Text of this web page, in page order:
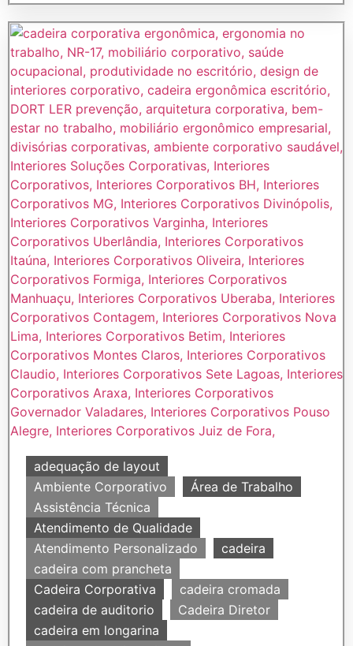
adequação de layout
Ambiente Corporativo
Área de Trabalho
Assistência Técnica
Atendimento de Qualidade
Atendimento Personalizado
cadeira
cadeira com prancheta
Cadeira Corporativa
cadeira cromada
cadeira de auditorio
Cadeira Diretor
cadeira em longarina